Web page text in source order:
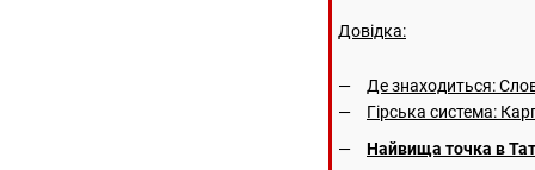
Довідка:
Де знаходиться:
Гірська система:
Найвища точка в